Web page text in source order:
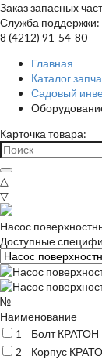
Заказ запасных
Служба поддержки:
8 (4212) 91-54-80
Главная
Каталог
Садовый
Карточка товара:
△
▽
Насос
Доступные
№
Наименование
1
Болт КРАТОН
2
Корпус